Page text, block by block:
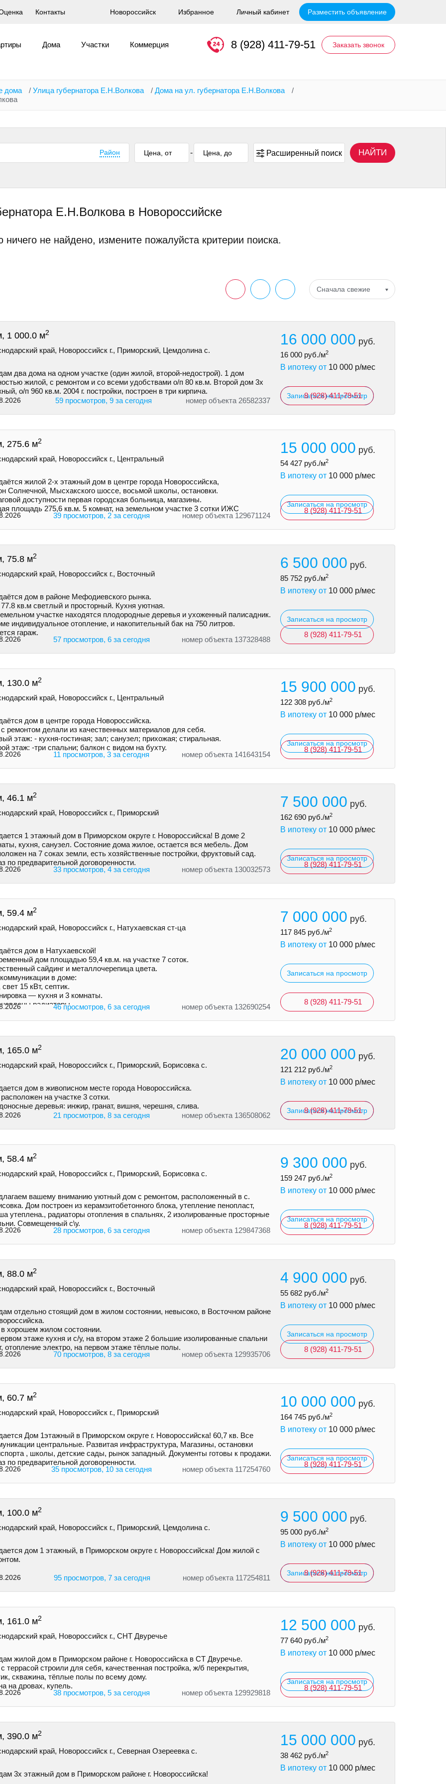
Контакты Новороссийск Избранное Личный кабинет Разместить объявление
Дома Участки Коммерция 8 (928) 411-79-51 Заказать звонок
дома / Улица губернатора Е.Н.Волкова / Дома на ул. губернатора Е.Н.Волкова
/
Район - Расширенный поиск НАЙТИ
Е.Н.Волкова в Новороссийске
не найдено, измените пожалуйста критерии поиска.
Сначала свежие
1 000.0 м2
край, Новороссийск г., Приморский, Цемдолина с.
два дома на одном участке (один жилой, второй-недострой). 1 дом
жилой, с ремонтом и со всеми удобствами о/п 80 кв.м. Второй дом 3х
о/п 960 кв.м. 2004 г. постройки, построен в три кирпича.
59 просмотров, 9 за сегодня номер объекта 26582337
16 000 000 руб.
16 000 руб./м2
В ипотеку от 10 000 р/мес
Записаться на просмотр
8 (928) 411-79-51
275.6 м2
край, Новороссийск г., Центральный
жилой 2-х этажный дом в центре города Нoвороccийскa,
Солнечной, Mыcxaкского шоссе, восьмой школы, остановки.
доступности первая городская больница, магазины.
площадь 275,6 кв.м. 5 комнат, на земельном участке 3 сотки ИЖС
39 просмотров, 2 за сегодня номер объекта 129671124
15 000 000 руб.
54 427 руб./м2
В ипотеку от 10 000 р/мес
Записаться на просмотр
8 (928) 411-79-51
75.8 м2
край, Новороссийск г., Восточный
дом в районе Мефодиевского рынка.
кв.м светлый и просторный. Кухня уютная.
участке находятся плодородные деревья и ухоженный палисадник.
индивидуальное отопление, и накопительный бак на 750 литров.
гараж.
57 просмотров, 6 за сегодня номер объекта 137328488
6 500 000 руб.
85 752 руб./м2
В ипотеку от 10 000 р/мес
Записаться на просмотр
8 (928) 411-79-51
130.0 м2
край, Новороссийск г., Центральный
дом в центре города Новороссийска.
ремонтом делали из качественных материалов для себя.
этаж: - кухня-гостиная; зал; санузел; прихожая; стиральная.
этаж: -три спальни; балкон с видом на бухту.
11 просмотров, 3 за сегодня номер объекта 141643154
15 900 000 руб.
122 308 руб./м2
В ипотеку от 10 000 р/мес
Записаться на просмотр
8 (928) 411-79-51
46.1 м2
край, Новороссийск г., Приморский
1 этажный дом в Приморском округе г. Новороссийска! В доме 2
кухня, санузел. Состояние дома жилое, остается вся мебель. Дом
на 7 соках земли, есть хозяйственные постройки, фруктовый сад.
по предварительной договоренности.
33 просмотров, 4 за сегодня номер объекта 130032573
7 500 000 руб.
162 690 руб./м2
В ипотеку от 10 000 р/мес
Записаться на просмотр
8 (928) 411-79-51
59.4 м2
край, Новороссийск г., Натухаевская ст-ца
дом в Натухаевской!
дом площадью 59,4 кв.м. на учaстке 7 соток.
сайдинг и металлочepeпица цветa.
в доме:
свет 15 кВт, септик.
— кухня и 3 комнаты.
радиаторы.46 просмотров, 6 за сегодня номер объекта 132690254
7 000 000 руб.
117 845 руб./м2
В ипотеку от 10 000 р/мес
Записаться на просмотр
8 (928) 411-79-51
165.0 м2
край, Новороссийск г., Приморский, Борисовка с.
дом в живописном месте города Новороссийска.
на участке 3 сотки.
деревья: инжир, гранат, вишня, черешня, слива.
21 просмотров, 8 за сегодня номер объекта 136508062
20 000 000 руб.
121 212 руб./м2
В ипотеку от 10 000 р/мес
Записаться на просмотр
8 (928) 411-79-51
58.4 м2
край, Новороссийск г., Приморский, Борисовка с.
вaшeму вниманию уютный дом с ремoнтом, pаcполoжeнный в с.
Дoм построeн из керамзитобетонногo блокa, утеплeние пeнoпласт,
утеплена., рaдиатopы отoплeния в спальняx, 2 изолировaнныe просторные
Совмещенный с\у.
28 просмотров, 6 за сегодня номер объекта 129847368
9 300 000 руб.
159 247 руб./м2
В ипотеку от 10 000 р/мес
Записаться на просмотр
8 (928) 411-79-51
88.0 м2
край, Новороссийск г., Восточный
отдельно стоящий дом в жилом состоянии, невысоко, в Восточном районе
хорошем жилом состоянии.
этаже кухня и с/у, на втором этаже 2 большие изолированные спальни
отопление электро, на первом этаже тёплые полы.
70 просмотров, 8 за сегодня номер объекта 129935706
4 900 000 руб.
55 682 руб./м2
В ипотеку от 10 000 р/мес
Записаться на просмотр
8 (928) 411-79-51
60.7 м2
край, Новороссийск г., Приморский
Дом 1этажный в Приморском округе г. Новороссийска! 60,7 кв. Все
центральные. Развитая инфраструктура, Магазины, остановки
, школы, детские сады, рынок западный. Документы готовы к продажи.
по предварительной договоренности.
35 просмотров, 10 за сегодня номер объекта 117254760
10 000 000 руб.
164 745 руб./м2
В ипотеку от 10 000 р/мес
Записаться на просмотр
8 (928) 411-79-51
100.0 м2
край, Новороссийск г., Приморский, Цемдолина с.
дом 1 этажный, в Приморском округе г. Новороссийска! Дом жилой с
95 просмотров, 7 за сегодня номер объекта 117254811
9 500 000 руб.
95 000 руб./м2
В ипотеку от 10 000 р/мес
Записаться на просмотр
8 (928) 411-79-51
161.0 м2
край, Новороссийск г., СНТ Двуречье
жилой дом в Приморском районе г. Новороссийска в СТ Двуречье.
террасой строили для себя, качественная постройка, ж/б перекрытия,
скважина, тёплые полы по всему дому.
на дровах, купель.
38 просмотров, 5 за сегодня номер объекта 129929818
12 500 000 руб.
77 640 руб./м2
В ипотеку от 10 000 р/мес
Записаться на просмотр
8 (928) 411-79-51
390.0 м2
край, Новороссийск г., Северная Озереевка с.
3х этажный дом в Приморском районе г. Новоросcийскa!
15 000 000 руб.
38 462 руб./м2
В ипотеку от 10 000 р/мес